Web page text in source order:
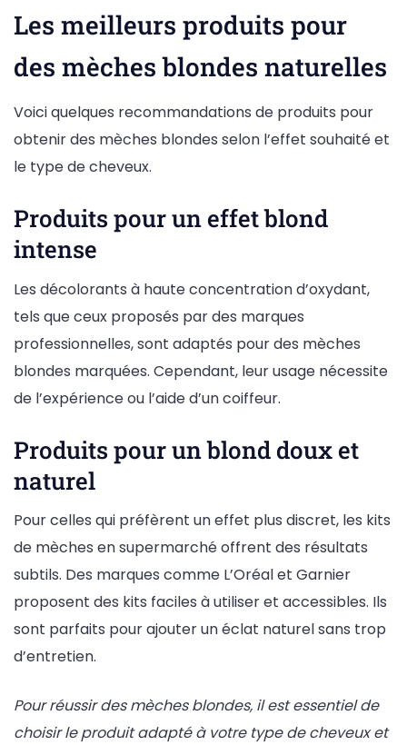
Les meilleurs produits pour
des mèches blondes naturelles
Voici quelques recommandations de produits pour
obtenir des mèches blondes selon l’effet souhaité et
le type de cheveux.
Produits pour un effet blond
intense
Les décolorants à haute concentration d’oxydant,
tels que ceux proposés par des marques
professionnelles, sont adaptés pour des mèches
blondes marquées. Cependant, leur usage nécessite
de l’expérience ou l’aide d’un coiffeur.
Produits pour un blond doux et
naturel
Pour celles qui préfèrent un effet plus discret, les kits
de mèches en supermarché offrent des résultats
subtils. Des marques comme L’Oréal et Garnier
proposent des kits faciles à utiliser et accessibles. Ils
sont parfaits pour ajouter un éclat naturel sans trop
d’entretien.
Pour réussir des mèches blondes, il est essentiel de
choisir le produit adapté à votre type de cheveux et